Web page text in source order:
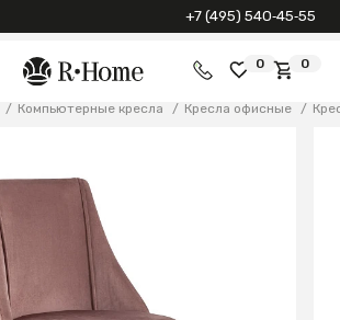
+7 (495) 540‑45‑55
0 0
/ Компьютерные кресла / Кресла офисные /